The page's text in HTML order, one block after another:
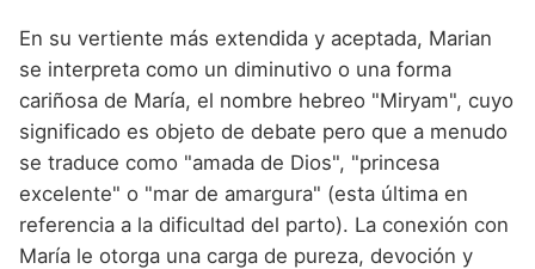
Nombres de niño que empiezan por X
Nombres de niño que empiezan por Y
Nombres de niño que empiezan por Z
En su vertiente más extendida y aceptada, Marian
se interpreta como un diminutivo o una forma
cariñosa de María, el nombre hebreo "Miryam", cuyo
significado es objeto de debate pero que a menudo
se traduce como "amada de Dios", "princesa
excelente" o "mar de amargura" (esta última en
referencia a la dificultad del parto). La conexión con
María le otorga una carga de pureza, devoción y